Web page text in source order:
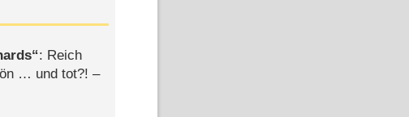
: Reich
… und tot?! –